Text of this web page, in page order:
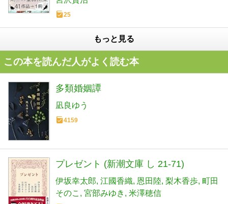
25
もっと見る
この本を読んだ人がよく読む本
多類婚姻譚
凪良ゆう
4159
プレゼント (新潮文庫 し 21-71)
伊坂幸太郎 江國香織 恩田陸 梨木香歩 町田
そのこ
宮部みゆき 米澤穂信